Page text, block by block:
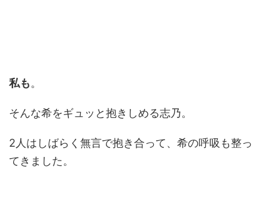
私も。
そんな希をギュッと抱きしめる志乃。
2人はしばらく無言で抱き合って、希の呼吸も整っ
てきました。